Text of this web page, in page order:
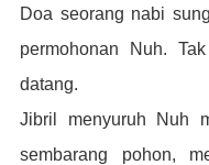
Doa seorang nabi
permohonan Nuh.
datang.
Jibril menyuruh Nuh
sembarang pohon,